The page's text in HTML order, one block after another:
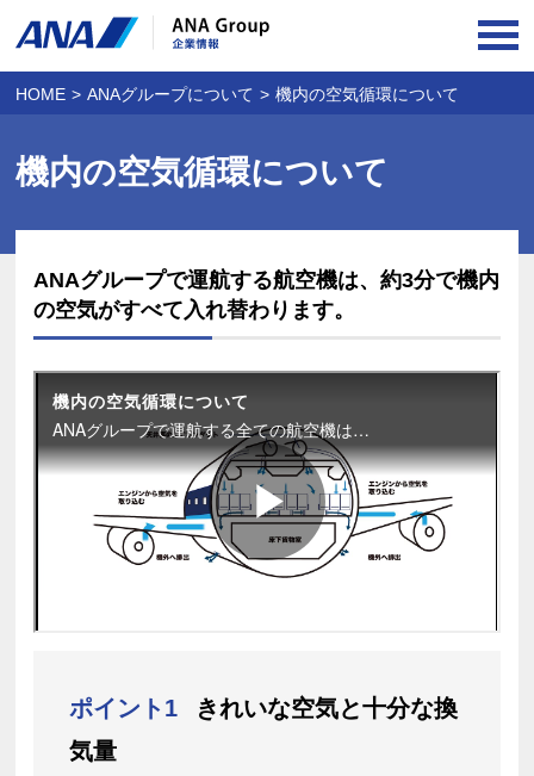
HOME ANAグループについて 機内の空気循環について
機内の空気循環について
ANAグループで運航する航空機は、約3分で機内
の空気がすべて入れ替わります。
ポイント1
きれいな空気と十分な換
気量